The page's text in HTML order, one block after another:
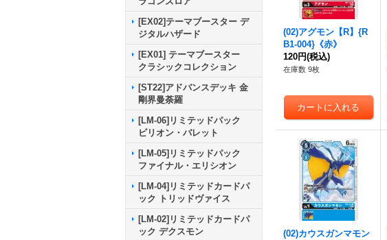
[EX02]テーマブースター デ
ジタルハザード
[EX01] テーマブースター
クラシックコレクション
[ST22]アドバンスデッキ 金
剛界曼荼羅
[LM-06]リミテッドパック
ビリオン・バレット
[LM-05]リミテッドパック
ファイナル・エリシオン
[LM-04]リミテッドカードパ
ック トリッドヴァイス
[LM-02]リミテッドカードパ
ック デクスモン
(02)アグモン【R】{R
B1-004}《赤》
120円(税込)
在庫数 9枚
(02)カウスガンマモン